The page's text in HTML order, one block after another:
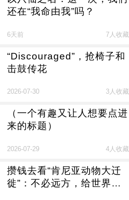
还在“我命由我”吗？
6天前 7人收藏
“Discouraged”，抢椅子和
击鼓传花
2026-07-30 3人收藏
（一个有趣又让人想要点进
来的标题）
2026-07-29 4人收藏
攒钱去看“肯尼亚动物大迁
徙”：不必远方，给世界创